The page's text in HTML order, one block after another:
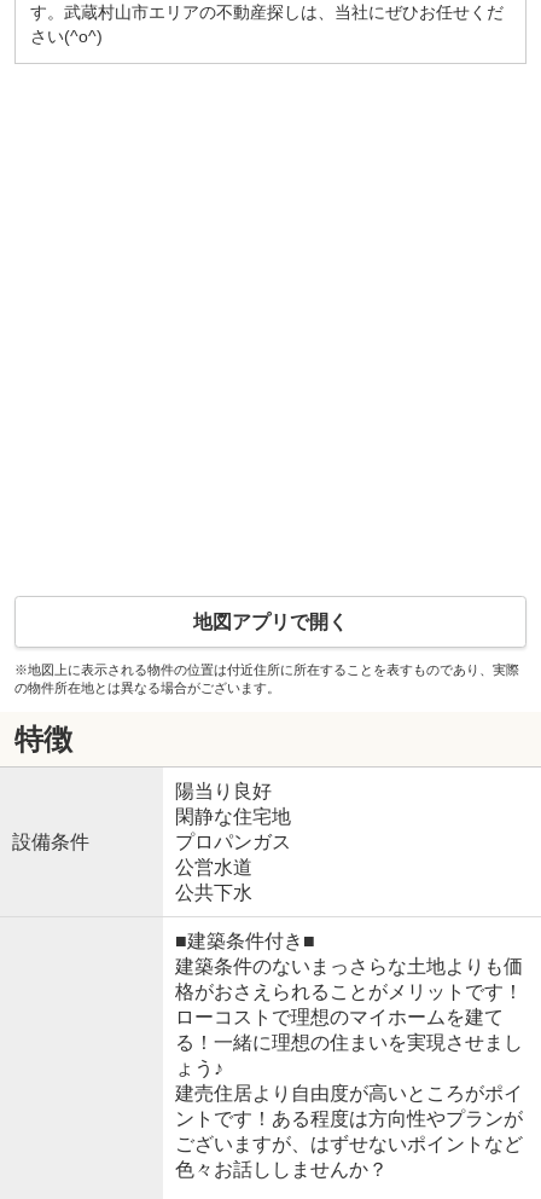
す。武蔵村山市エリアの不動産探しは、当社にぜひお任せくだ
さい(^o^)
地図アプリで開く
※地図上に表示される物件の位置は付近住所に所在することを表すものであり、実際
の物件所在地とは異なる場合がございます。
特徴
設備条件
陽当り良好
閑静な住宅地
プロパンガス
公営水道
公共下水
■建築条件付き■
建築条件のないまっさらな土地よりも価
格がおさえられることがメリットです！
ローコストで理想のマイホームを建て
る！一緒に理想の住まいを実現させまし
ょう♪
建売住居より自由度が高いところがポイ
ントです！ある程度は方向性やプランが
ございますが、はずせないポイントなど
色々お話ししませんか？